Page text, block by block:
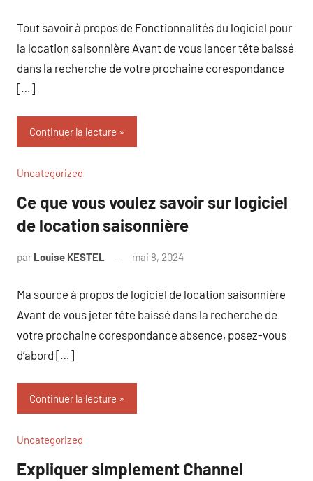
Tout savoir à propos de Fonctionnalités du logiciel pour
la location saisonnière Avant de vous lancer tête baissé
dans la recherche de votre prochaine corespondance
[…]
Continuer la lecture
Uncategorized
Ce que vous voulez savoir sur logiciel
de location saisonnière
par Louise KESTEL mai 8, 2024
Ma source à propos de logiciel de location saisonnière
Avant de vous jeter tête baissé dans la recherche de
votre prochaine corespondance absence, posez-vous
d’abord […]
Continuer la lecture
Uncategorized
Expliquer simplement Channel